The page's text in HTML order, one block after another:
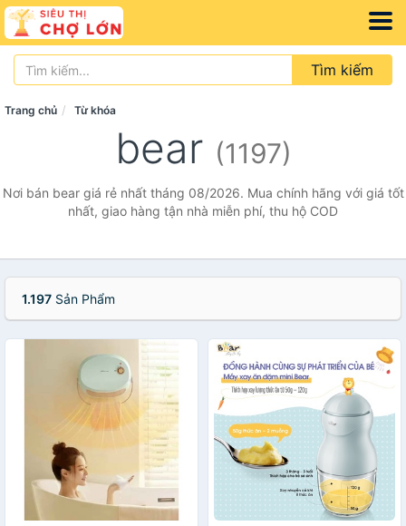
Tìm kiếm
Trang chủ Từ khóa
bear (1197)
Nơi bán bear giá rẻ nhất tháng 08/2026. Mua chính hãng với giá tốt
nhất, giao hàng tận nhà miễn phí, thu hộ COD
1.197 Sản Phẩm